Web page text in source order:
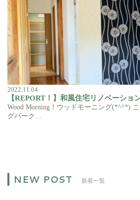
2022.11.04
【REPORT！】和風住宅リノベーショ
Wood Morning！ウッドモーニング(*^^*)
グパーク…
新着一覧